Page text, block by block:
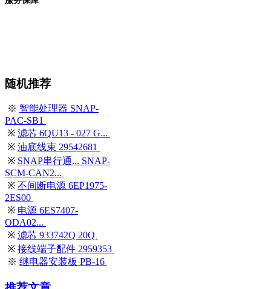
随机推荐
※ 智能处理器 SNAP-
PAC-SB1
※ 滤芯 6QU13 - 027 G...
※ 油底线束 29542681
※ SNAP串行通... SNAP-
SCM-CAN2...
※ 不间断电源 6EP1975-
2ES00
※ 电源 6ES7407-
ODA02...
※ 滤芯 933742Q 20Q
※ 接线端子配件 2959353
※ 继电器安装板 PB-16